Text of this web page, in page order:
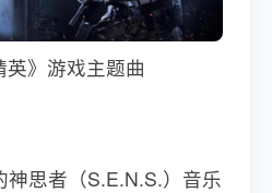
》游戏主题曲
神思者（S.E.N.S.）音乐